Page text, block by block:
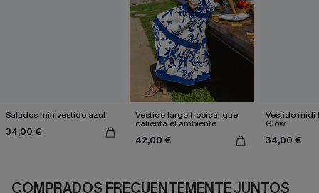
Saludos minivestido azul
34,00 €
Vestido largo tropical que
calienta el ambiente
42,00 €
Vestido midi
Glow
34,00 €
COMPRADOS FRECUENTEMENTE JUNTOS